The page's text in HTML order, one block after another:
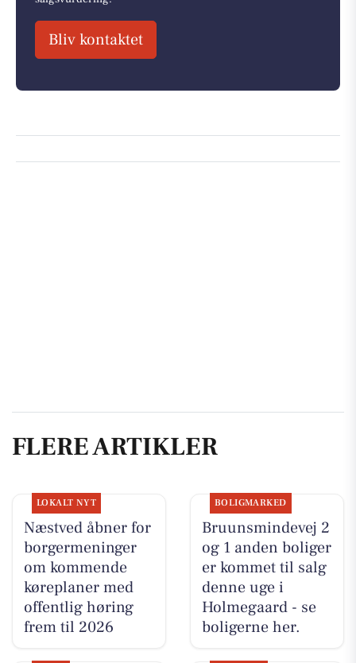
Bliv kontaktet
FLERE ARTIKLER
LOKALT NYT
Næstved åbner for
borgermeninger
om kommende
køreplaner med
offentlig høring
frem til 2026
BOLIGMARKED
Bruunsmindevej 2
og 1 anden boliger
er kommet til salg
denne uge i
Holmegaard - se
boligerne her.